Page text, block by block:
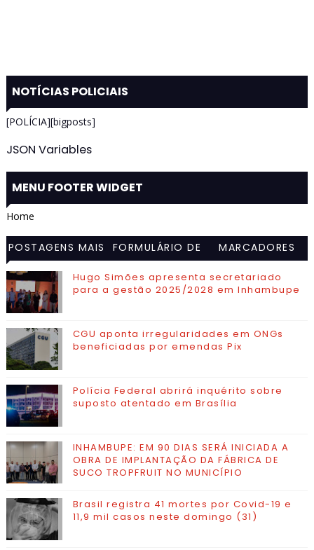
NOTÍCIAS POLICIAIS
[POLÍCIA][bigposts]
JSON Variables
MENU FOOTER WIDGET
Home
POSTAGENS MAIS
VISITADAS
FORMULÁRIO DE
MARCADORES
Hugo Simões apresenta secretariado
para a gestão 2025/2028 em Inhambupe
CGU aponta irregularidades em ONGs
beneficiadas por emendas Pix
Polícia Federal abrirá inquérito sobre
suposto atentado em Brasília
INHAMBUPE: EM 90 DIAS SERÁ INICIADA A
OBRA DE IMPLANTAÇÃO DA FÁBRICA DE
SUCO TROPFRUIT NO MUNICÍPIO
Brasil registra 41 mortes por Covid-19 e
11,9 mil casos neste domingo (31)